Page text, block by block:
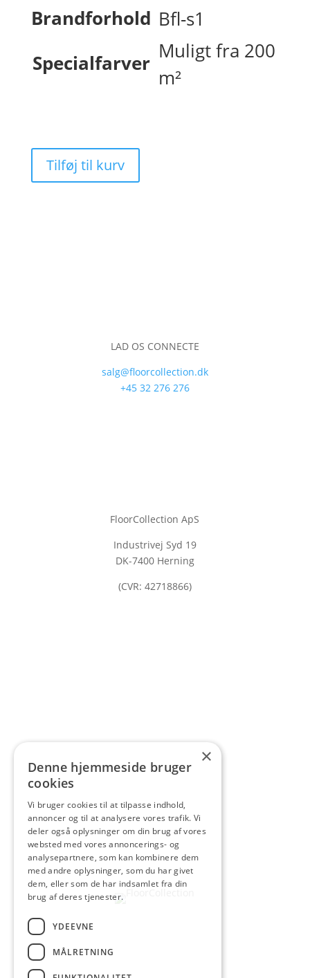
Brandforhold Bfl-s1
Specialfarver Muligt fra 200
m²
Tilføj til kurv
LAD OS CONNECTE
salg@floorcollection.dk
+45 32 276 276
FloorCollection ApS
Industrivej Syd 19
DK-7400 Herning
(CVR: 42718866)
×
Denne hjemmeside bruger
cookies
Vi bruger cookies til at tilpasse indhold,
annoncer og til at analysere vores trafik. Vi
deler også oplysninger om din brug af vores
websted med vores annoncerings- og
analysepartnere, som kan kombinere dem
med andre oplysninger, som du har givet
dem, eller som de har indsamlet fra din
brug af deres tjenester.
YDEEVNE
MÅLRETNING